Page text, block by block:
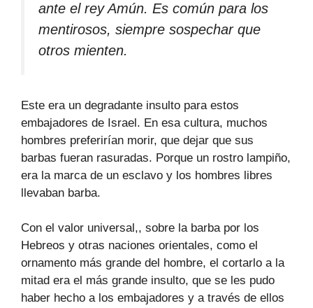
ante el rey Amún. Es común para los
mentirosos, siempre sospechar que
otros mienten.
Este era un degradante insulto para estos
embajadores de Israel. En esa cultura, muchos
hombres preferirían morir, que dejar que sus
barbas fueran rasuradas. Porque un rostro lampiño,
era la marca de un esclavo y los hombres libres
llevaban barba.
Con el valor universal,, sobre la barba por los
Hebreos y otras naciones orientales, como el
ornamento más grande del hombre, el cortarlo a la
mitad era el más grande insulto, que se les pudo
haber hecho a los embajadores y a través de ellos